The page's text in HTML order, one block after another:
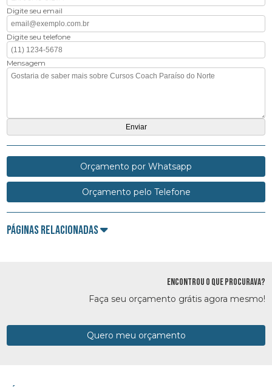
Digite seu email
Digite seu telefone
Mensagem
Orçamento por Whatsapp
Orçamento pelo Telefone
Páginas Relacionadas
ENCONTROU O QUE PROCURAVA?
Faça seu orçamento grátis agora mesmo!
Quero meu orçamento